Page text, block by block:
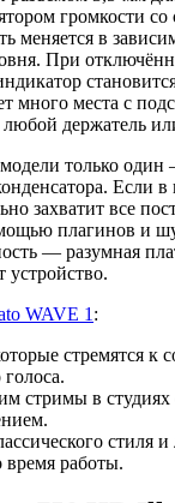
громкости
меняется в
При
много места с
любой держатель
только
Если
захватит все
плагинов и
— разумная
устройство.
WAVE 1 :
стремятся к
стримы в
стиля
время работы.